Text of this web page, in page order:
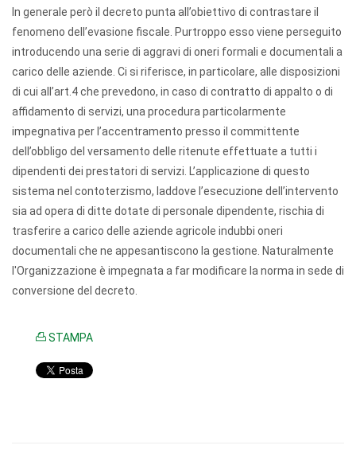
In generale però il decreto punta all’obiettivo di contrastare il
fenomeno dell’evasione fiscale. Purtroppo esso viene perseguito
introducendo una serie di aggravi di oneri formali e documentali a
carico delle aziende. Ci si riferisce, in particolare, alle disposizioni
di cui all’art.4 che prevedono, in caso di contratto di appalto o di
affidamento di servizi, una procedura particolarmente
impegnativa per l’accentramento presso il committente
dell’obbligo del versamento delle ritenute effettuate a tutti i
dipendenti dei prestatori di servizi. L’applicazione di questo
sistema nel contoterzismo, laddove l’esecuzione dell’intervento
sia ad opera di ditte dotate di personale dipendente, rischia di
trasferire a carico delle aziende agricole indubbi oneri
documentali che ne appesantiscono la gestione. Naturalmente
l'Organizzazione è impegnata a far modificare la norma in sede di
conversione del decreto.
STAMPA